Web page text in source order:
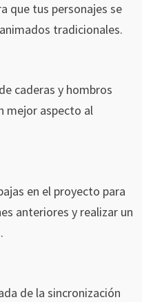
que tus personajes se
tradicionales.
caderas y hombros
mejor aspecto al
en el proyecto para
anteriores y realizar un
de la sincronización